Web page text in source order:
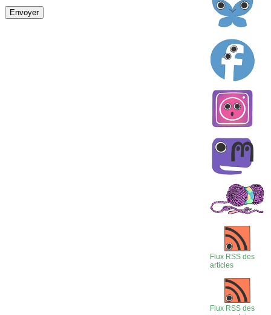
Flux RSS des
articles
Flux RSS des